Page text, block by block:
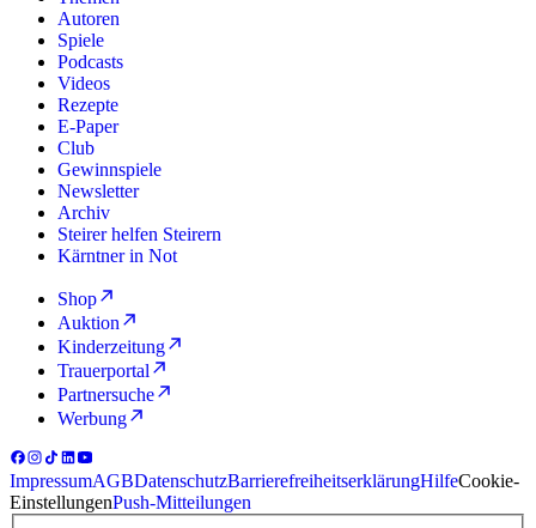
Autoren
Spiele
Podcasts
Videos
Rezepte
E-Paper
Club
Gewinnspiele
Newsletter
Archiv
Steirer helfen Steirern
Kärntner in Not
Shop
Auktion
Kinderzeitung
Trauerportal
Partnersuche
Werbung
ImpressumAGBDatenschutzBarrierefreiheitserklärungHilfeCookie-
EinstellungenPush-Mitteilungen